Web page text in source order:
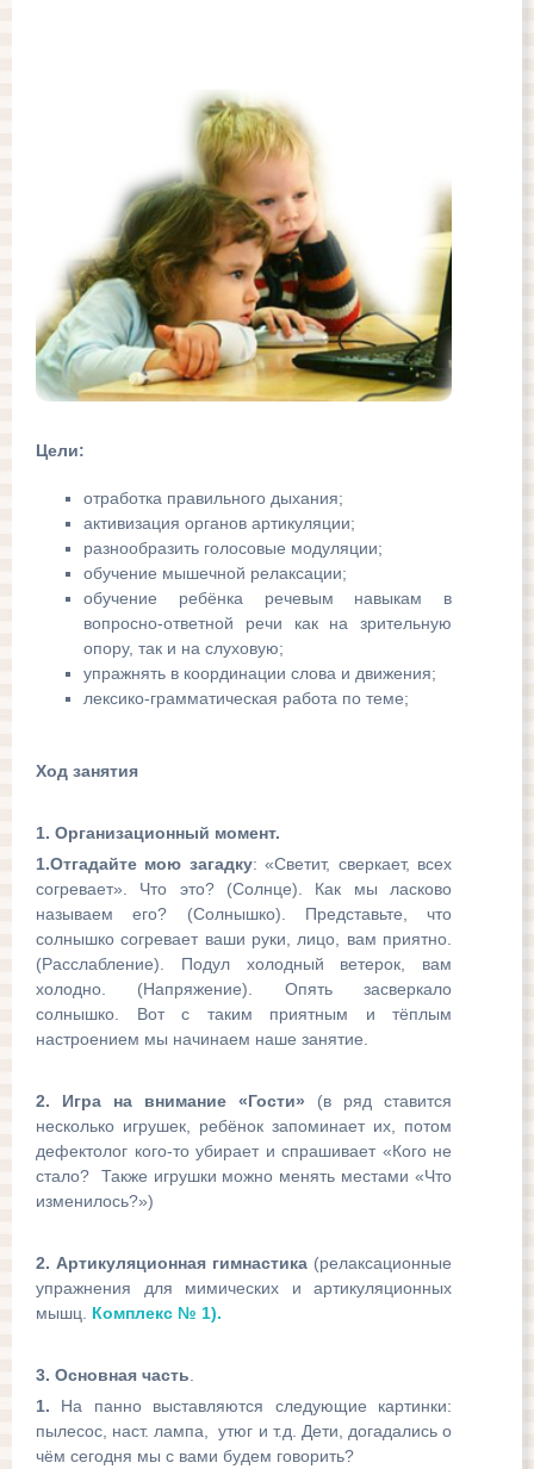
Цели:
отработка правильного дыхания;
активизация органов артикуляции;
разнообразить голосовые модуляции;
обучение мышечной релаксации;
обучение ребёнка речевым навыкам в
вопросно-ответной речи как на зрительную
опору, так и на слуховую;
упражнять в координации слова и движения;
лексико-грамматическая работа по теме;
Ход занятия
1. Организационный момент.
1.Отгадайте мою загадку: «Светит, сверкает, всех
согревает». Что это? (Солнце). Как мы ласково
называем его? (Солнышко). Представьте, что
солнышко согревает ваши руки, лицо, вам приятно.
(Расслабление). Подул холодный ветерок, вам
холодно. (Напряжение). Опять засверкало
солнышко. Вот с таким приятным и тёплым
настроением мы начинаем наше занятие.
2. Игра на внимание «Гости» (в ряд ставится
несколько игрушек, ребёнок запоминает их, потом
дефектолог кого-то убирает и спрашивает «Кого не
стало? Также игрушки можно менять местами «Что
изменилось?»)
2. Артикуляционная гимнастика (релаксационные
упражнения для мимических и артикуляционных
мышц. Комплекс № 1).
3. Основная часть
1. На панно выставляются следующие картинки:
пылесос, наст. лампа, утюг и т.д. Дети, догадались о
чём сегодня мы с вами будем говорить?